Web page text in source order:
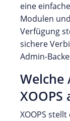
eine
Modulen
Verfügung
sichere
Admin-
XOOPS